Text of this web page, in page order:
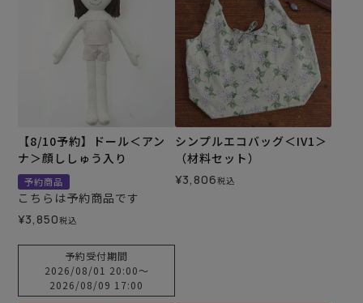
【8/10予約】ドール＜アン
ナ＞顔ししゅう入り
予約商品
こちらは予約商品です
¥3,850税込
予約受付期間
2026/08/01 20:00〜
2026/08/09 17:00
シンプルエコバッグ＜IV1＞
（材料セット）
¥3,806税込